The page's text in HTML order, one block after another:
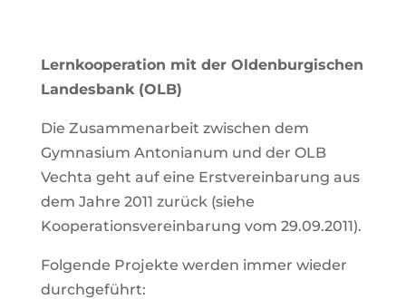
Lernkooperation mit der Oldenburgischen
Landesbank (OLB)
Die Zusammenarbeit zwischen dem
Gymnasium Antonianum und der OLB
Vechta geht auf eine Erstvereinbarung aus
dem Jahre 2011 zurück (siehe
Kooperationsvereinbarung vom 29.09.2011).
Folgende Projekte werden immer wieder
durchgeführt: